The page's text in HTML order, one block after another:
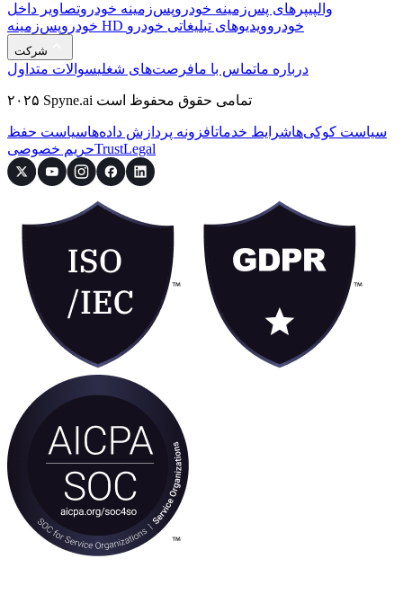
والپیپرهای پس‌زمینه خودروپس‌زمینه خودروتصاویر داخل
خودرو
پس‌زمینه HD خودروویدیوهای تبلیغاتی خودرو
شرکت
درباره ماتماس با مافرصت‌های شغلیسوالات متداول
۲۰۲۵ Spyne.ai تمامی حقوق محفوظ است
سیاست کوکی‌هاشرایط خدماتافزونه پردازش داده‌هاسیاست حفظ
حریم خصوصیTrustLegal